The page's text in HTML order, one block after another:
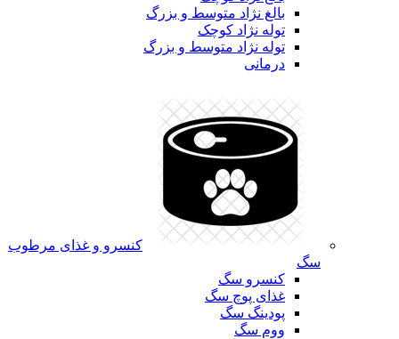
بالغ نژاد متوسط و بزرگ
توله نژاد کوچک
توله نژاد متوسط و بزرگ
درمانی
کنسرو و غذای مرطوب
سگ
کنسرو سگ
غذای پوچ سگ
پودینگ سگ
ووم سگ